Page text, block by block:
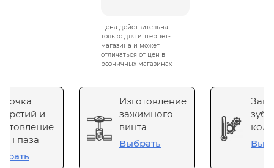
Цена действительна
только для интернет-
магазина и может
отличаться от цен в
розничных магазинах
и
паза
Изготовление
зажимного
винта
Выбрать